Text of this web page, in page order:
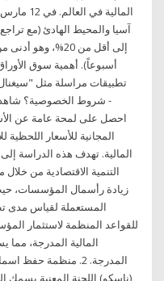
المالية
أسبوعاً). أهمية سوق
تطبيقات مراسلة مثل
شروط الخصوصية؟ شاهد
المجانية للأسعار
المالية. تهدف هذه الدراسة
التنمية الاقتصادية من
زيادة رأسمال المؤسسات،
للقواعد المنظمة لاستثمار
المالية المدرجة، مما
المدرجة. 2. منظمة